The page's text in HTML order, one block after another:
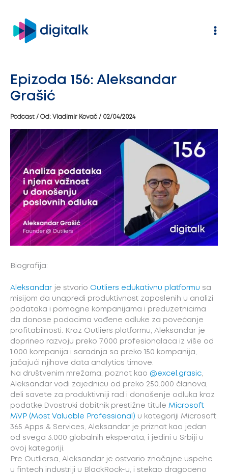
sadržaj
Epizoda 156: Aleksandar
Grašić
Podcast / Od: Vladimir Kovač / 02/04/2024
Biografija:
Aleksandarje stvorio Outliers edukativnu platformu sa
misijom da unapredi produktivnost zaposlenih u analizi
podataka i pomogne kompanijama i preduzetnicima
da donose podacima vođene odluke za povećanje
profitabilnosti. Kroz Outliers platformu, Aleksandar je
doprineo razvoju preko 7.000 profesionalaca iz više od
1.000 kompanija i saradnja sa preko 150 kompanija,
jačajući njihove data analytics timove.
Na društvenim mrežama, poznat kao @excel.grasic
Aleksandar vodi zajednicu od preko 250.000 članova,
deli savete za produktivniji rad i donošenje odluka kroz
podatke.Dvostruki dobitnik prestižne titule Microsoft
MVP (Most Valuable Professional) u kategoriji Microsoft
365 Apps & Services, Aleksandar je priznat kao jedan
od svega 3.000 globalnih eksperata, i jedini u Srbiji u
ovoj kategoriji.
Pre Outliersa, Aleksandar je ostvario značajne uspehe
u fintech industriji u BlackRock-u, i stekao dragoceno